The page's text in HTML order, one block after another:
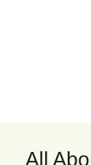
All